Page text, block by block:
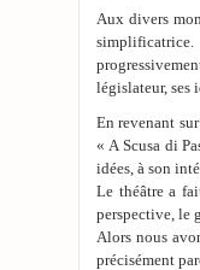
Aux divers
législateur, ses
En revenant
« A Scusa di
idées, à son
Le théâtre a
perspective, le
Alors nous
précisément